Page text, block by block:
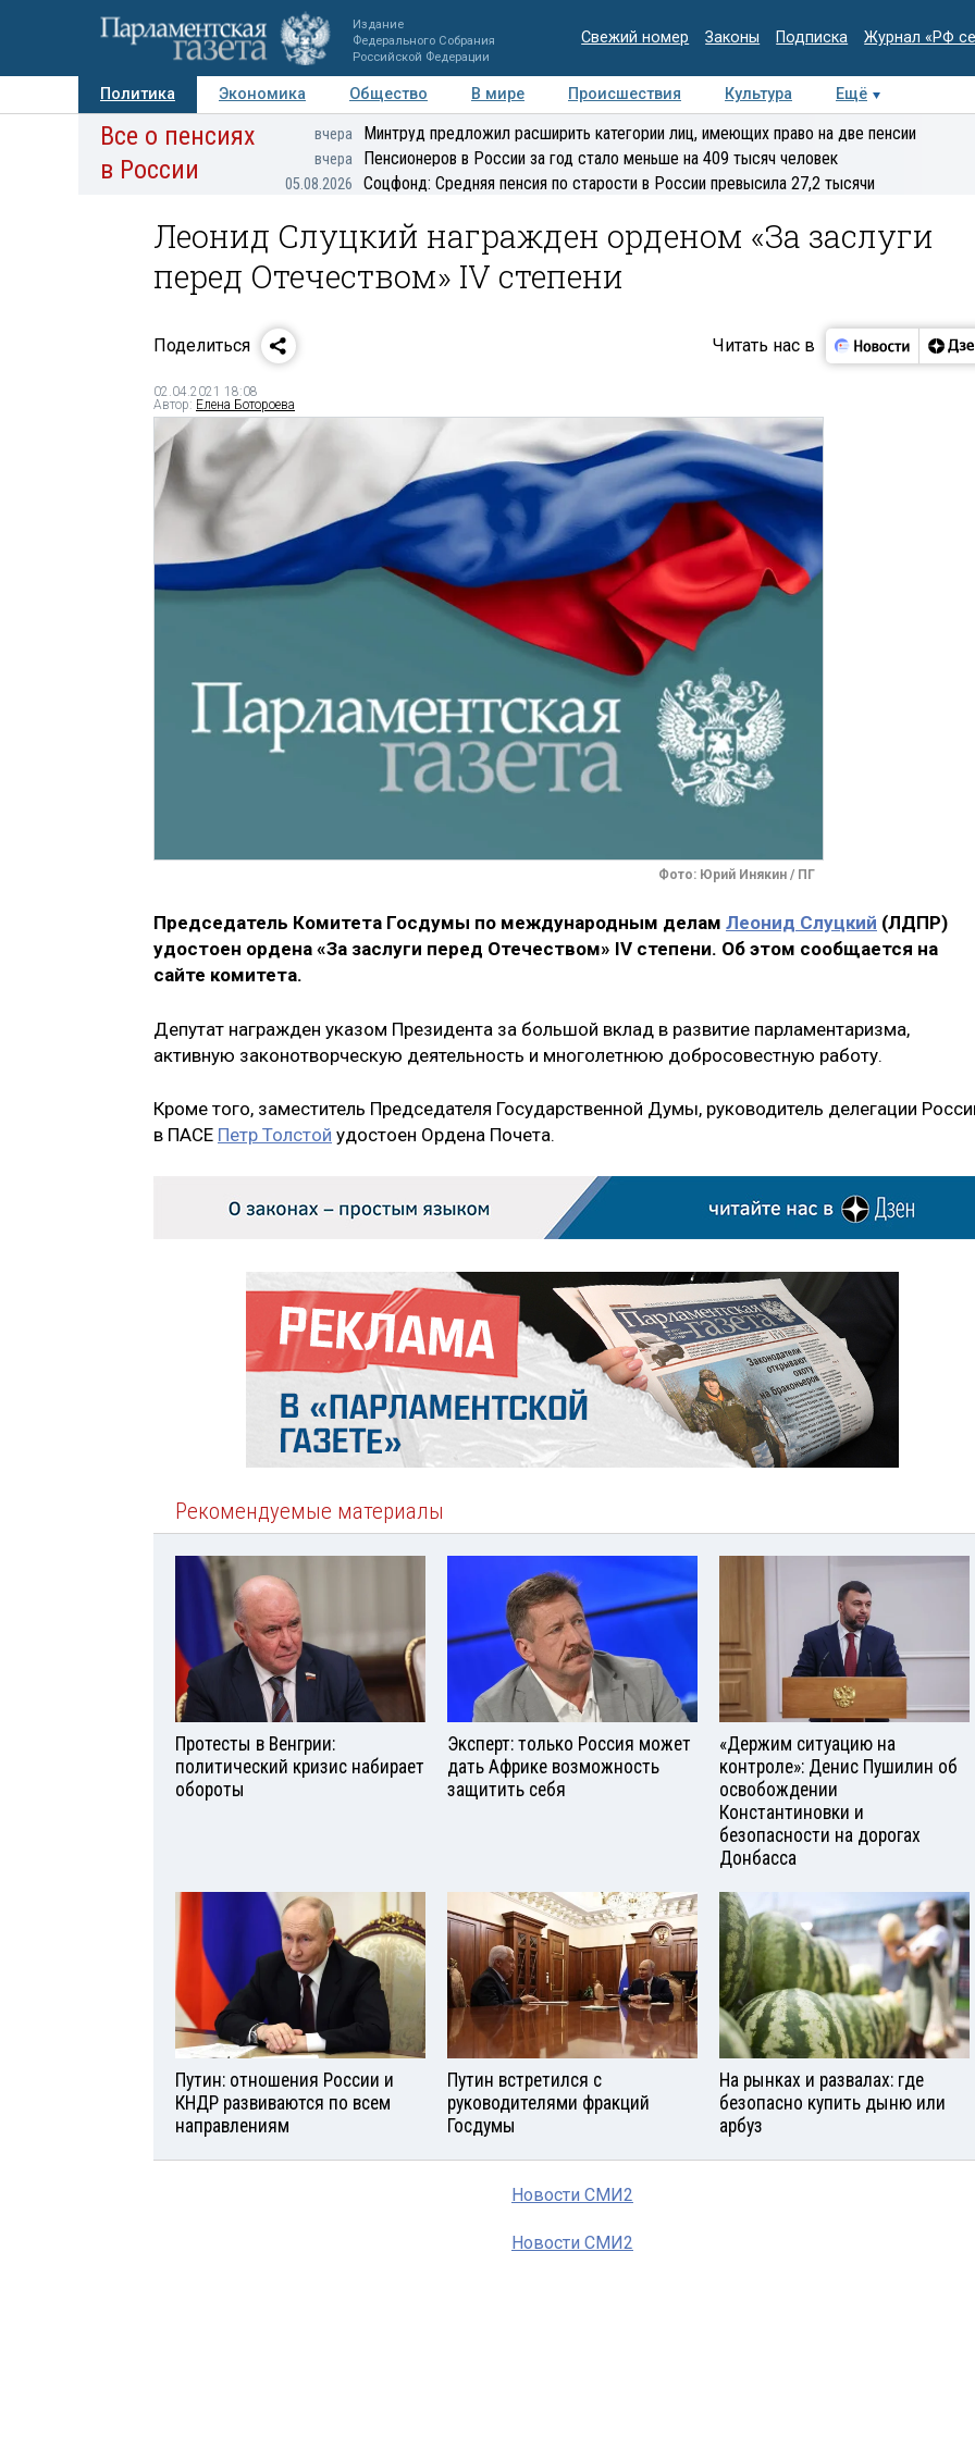
Издание
Федерального Собрания
Российской Федерации
Свежий номер Законы Подписка Журнал «РФ
Политика Экономика Общество В мире Происшествия Культура
Ещё
Авторы Персоны Мнения Регионы Медиацентр Интервью Колумнисты
Все о пенсиях
в России
вчера Минтруд предложил расширить категории лиц, имеющих право на две пенсии
вчера Пенсионеров в России за год стало меньше на 409 тысяч человек
05.08.2026 Соцфонд: Средняя пенсия по старости в России превысила 27,2 тысячи
Леонид Слуцкий награжден орденом «За заслуги
перед Отечеством» IV степени
Поделиться Читать нас в
02.04.2021 18:08
Автор: Елена Ботороева
Фото: Юрий Инякин / ПГ
Председатель Комитета Госдумы по международным делам Леонид Слуцкий (ЛДПР)
удостоен ордена «За заслуги перед Отечеством» IV степени. Об этом сообщается на
сайте комитета.
Депутат награжден указом Президента за большой вклад в развитие парламентаризма,
активную законотворческую деятельность и многолетнюю добросовестную работу.
Кроме того, заместитель Председателя Государственной Думы, руководитель делегации
в ПАСЕ Петр Толстой удостоен Ордена Почета.
Рекомендуемые материалы
Протесты в Венгрии:
политический кризис набирает
обороты
Эксперт: только Россия может
дать Африке возможность
защитить себя
«Держим ситуацию на
контроле»: Денис Пушилин об
освобождении
Константиновки и
безопасности на дорогах
Донбасса
Путин: отношения России и
КНДР развиваются по всем
направлениям
Путин встретился с
руководителями фракций
Госдумы
На рынках и развалах: где
безопасно купить дыню или
арбуз
Новости СМИ2
Новости СМИ2